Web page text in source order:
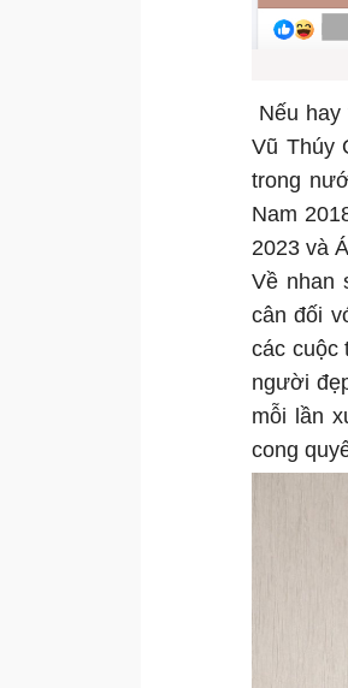
Nếu
Vũ Thúy
trong
Nam
2023 và
Về nhan
cân đối
các cuộc
người
mỗi lần
cong